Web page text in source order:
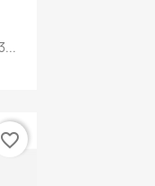
favorite_border